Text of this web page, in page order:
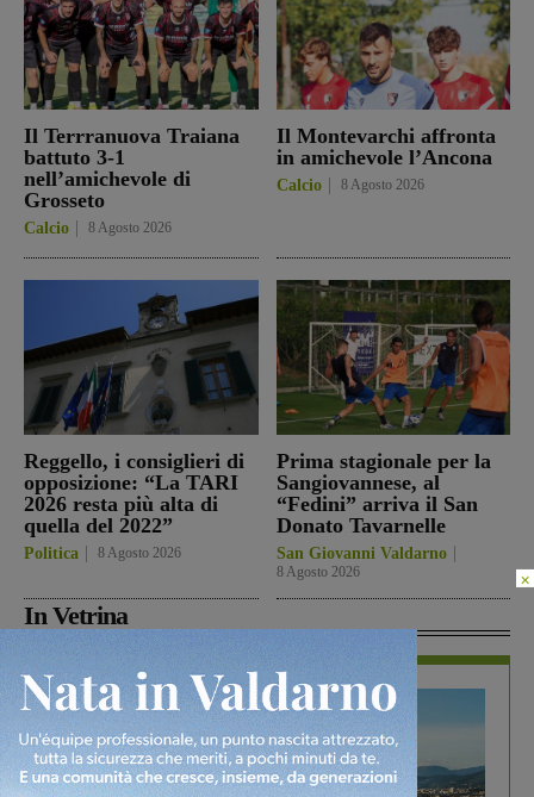
Il Terrranuova Traiana
battuto 3-1
nell’amichevole di
Grosseto
Calcio 8 Agosto 2026
Il Montevarchi affronta
in amichevole l’Ancona
Calcio 8 Agosto 2026
Reggello, i consiglieri di
opposizione: “La TARI
2026 resta più alta di
quella del 2022”
Politica 8 Agosto 2026
Prima stagionale per la
Sangiovannese, al
“Fedini” arriva il San
Donato Tavarnelle
San Giovanni Valdarno
8 Agosto 2026
In Vetrina
×